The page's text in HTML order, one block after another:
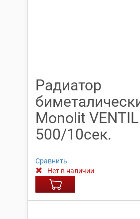
Радиатор
Monolit
500/10сек.
Сравнить
Нет в наличии